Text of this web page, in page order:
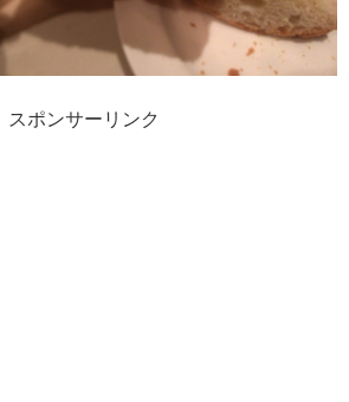
スポンサーリンク